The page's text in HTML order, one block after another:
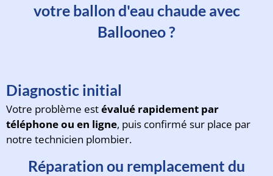
votre ballon d'eau chaude avec
Ballooneo ?
Diagnostic initial
Votre problème estévalué rapidement par
téléphone ou en ligne, puis confirmé sur place par
notre technicien plombier.
Réparation ou remplacement du